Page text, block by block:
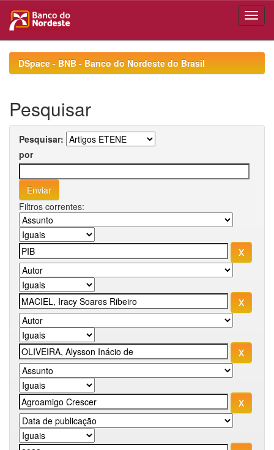
navigationDSpace - BNB - Banco do Nordeste do Brasil
Pesquisar
Pesquisar:
por
Filtros correntes: